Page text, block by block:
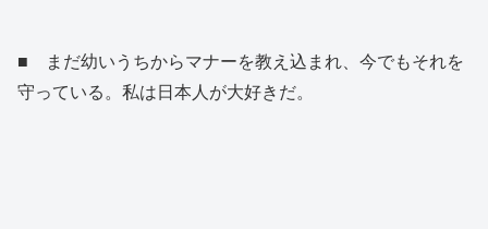
■ まだ幼いうちからマナーを教え込まれ、今でもそれを
守っている。私は日本人が大好きだ。